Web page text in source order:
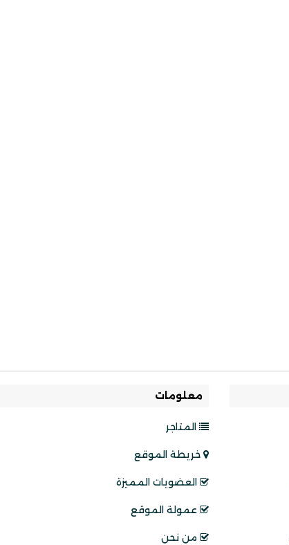
معلومات
المتاجر
خريطة الموقع
العضويات المميزة
عمولة الموقع
من نحن